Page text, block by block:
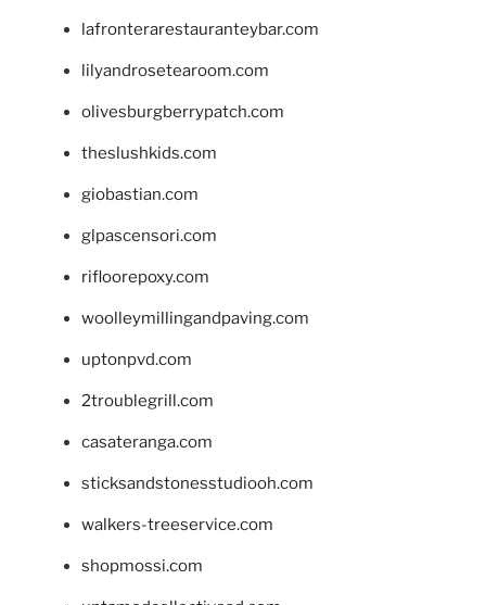
lafronterarestauranteybar.com
lilyandrosetearoom.com
olivesburgberrypatch.com
theslushkids.com
giobastian.com
glpascensori.com
rifloorepoxy.com
woolleymillingandpaving.com
uptonpvd.com
2troublegrill.com
casateranga.com
sticksandstonesstudiooh.com
walkers-treeservice.com
shopmossi.com